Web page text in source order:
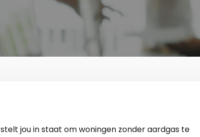
stelt jou in staat om woningen zonder aardgas te